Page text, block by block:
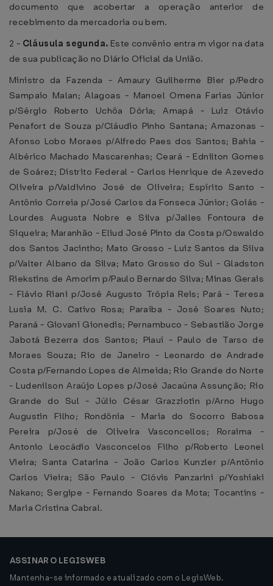
documento que acobertar a operação anterior de
recebimento da mercadoria ou bem.
2 - Cláusula segunda. Este convênio entra m vigor na data
de sua publicação no Diário Oficial da União.
Ministro da Fazenda - Amaury Guilherme Bier p/Pedro
Sampaio Malan; Alagoas - Manoel Omena Farias Júnior
p/Sérgio Roberto Uchôa Dória; Amapá - Luiz Otávio
Penafort de Souza p/Cláudio Pinho Santana; Amazonas -
Afonso Lobo Moraes p/Alfredo Paes dos Santos; Bahia -
Albérico Machado Mascarenhas; Ceará - Ednilton Gomes
de Soárez; Distrito Federal - Carlos Henrique de Azevedo
Oliveira p/Valdivino José de Oliveira; Espírito Santo -
Antônio Correia p/José Carlos da Fonseca Júnior; Goiás -
Lourdes Augusta Nobre e Silva p/Jalles Fontoura de
Siqueira; Maranhão - Eliud José Pinto da Costa p/Oswaldo
dos Santos Jacintho; Mato Grosso - Luiz Santos da Silva
p/Valter Albano da Silva; Mato Grosso do Sul - Gladston
Riekstins de Amorim p/Paulo Bernardo Silva; Minas Gerais
- Flávio Riani p/José Augusto Trópia Reis; Pará - Teresa
Lusia M. C. Cativo Rosa; Paraíba - José Soares Nuto;
Paraná - Giovani Gionedis; Pernambuco - Sebastião Jorge
Jabotá Bezerra dos Santos; Piauí - Paulo de Tarso de
Moraes Souza; Rio de Janeiro - Leonardo de Andrade
Costa p/Fernando Lopes de Almeida; Rio Grande do Norte
- Ludenilson Araújo Lopes p/José Jacaúna Assunção; Rio
Grande do Sul - Júlio César Grazziotin p/Arno Hugo
Augustin Filho; Rondônia - Maria do Socorro Babosa
Pereira p/José de Oliveira Vasconcellos; Roraima -
Antonio Leocádio Vasconcelos Filho p/Roberto Leonel
Vieira; Santa Catarina - João Carlos Kunzler p/Antônio
Carlos Vieira; São Paulo - Clóvis Panzarini p/Yoshiaki
Nakano; Sergipe - Fernando Soares da Mota; Tocantins -
Maria Cristina Cabral.
ASSINAR O LEGISWEB
Mantenha-se informado e atualizado com o LegisWeb.